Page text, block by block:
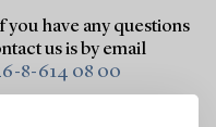
you have any questions
us is by email
8-614 08 00